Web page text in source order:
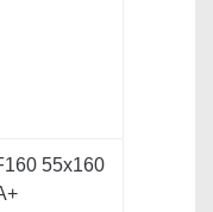
55x160